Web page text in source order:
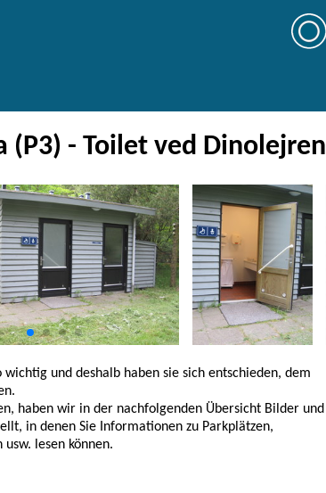
(P3) - Toilet ved Dinolejren
und deshalb haben sie sich entschieden, dem
haben wir in der nachfolgenden Übersicht Bilder und
in denen Sie Informationen zu Parkplätzen,
lesen können.